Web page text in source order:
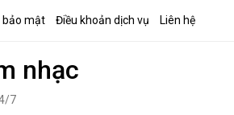
bảo mật Điều khoản dịch vụ Liên hệ
nhạc
7